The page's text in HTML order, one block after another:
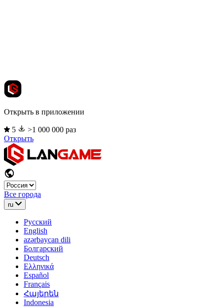
Открыть в приложении
5
>1 000 000 раз
Открыть
Все города
ru
Русский
English
azərbaycan dili
Болгарский
Deutsch
Ελληνικά
Español
Français
Հայերեն
Indonesia